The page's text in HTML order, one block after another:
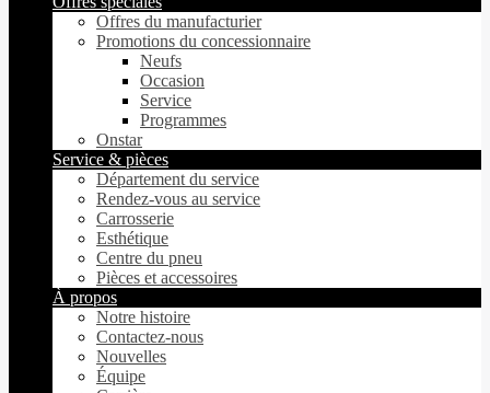
Offres du manufacturier
Promotions du concessionnaire
Neufs
Occasion
Service
Programmes
Onstar
Service & pièces
Département du service
Rendez-vous au service
Carrosserie
Esthétique
Centre du pneu
Pièces et accessoires
À propos
Notre histoire
Contactez-nous
Nouvelles
Équipe